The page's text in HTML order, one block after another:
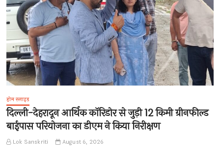
होम स्लाइड
दिल्ली-देहरादून आर्थिक कॉरिडोर से जुड़ी 12 किमी ग्रीनफील्ड
बाईपास परियोजना का डीएम ने किया निरीक्षण
Lok Sanskriti August 6, 2026